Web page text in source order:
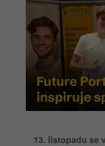
13. listopadu se